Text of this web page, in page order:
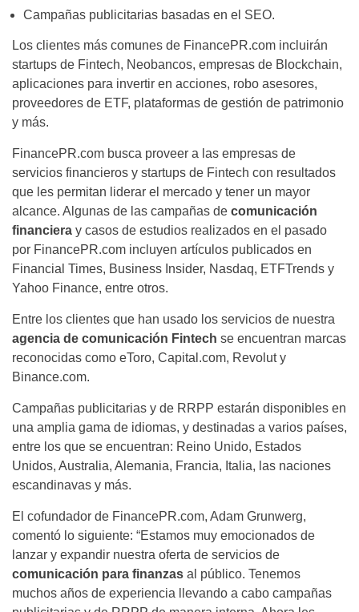
Campañas publicitarias basadas en el SEO.
Los clientes más comunes de FinancePR.com incluirán
startups de Fintech, Neobancos, empresas de Blockchain,
aplicaciones para invertir en acciones, robo asesores,
proveedores de ETF, plataformas de gestión de patrimonio
y más.
FinancePR.com busca proveer a las empresas de
servicios financieros y startups de Fintech con resultados
que les permitan liderar el mercado y tener un mayor
alcance. Algunas de las campañas de comunicación
financiera y casos de estudios realizados en el pasado
por FinancePR.com incluyen artículos publicados en
Financial Times, Business Insider, Nasdaq, ETFTrends y
Yahoo Finance, entre otros.
Entre los clientes que han usado los servicios de nuestra
agencia de comunicación Fintech se encuentran marcas
reconocidas como eToro, Capital.com, Revolut y
Binance.com.
Campañas publicitarias y de RRPP estarán disponibles en
una amplia gama de idiomas, y destinadas a varios países,
entre los que se encuentran: Reino Unido, Estados
Unidos, Australia, Alemania, Francia, Italia, las naciones
escandinavas y más.
El cofundador de FinancePR.com, Adam Grunwerg,
comentó lo siguiente: “Estamos muy emocionados de
lanzar y expandir nuestra oferta de servicios de
comunicación para finanzas al público. Tenemos
muchos años de experiencia llevando a cabo campañas